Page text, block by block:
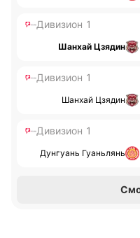
Дивизион 1
Шанхай Цзядин
Дивизион 1
Шанхай Цзядин
Дивизион 1
Дунгуань Гуаньлянь